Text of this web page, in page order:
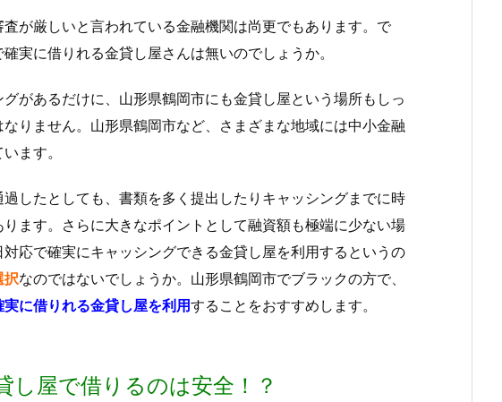
が厳しいと言われている金融機関は尚更でもあります。で
実に借りれる金貸し屋さんは無いのでしょうか。
があるだけに、山形県鶴岡市にも金貸し屋という場所もしっ
りません。山形県鶴岡市など、さまざまな地域には中小金融
ます。
したとしても、書類を多く提出したりキャッシングまでに時
ます。さらに大きなポイントとして融資額も極端に少ない場
応で確実にキャッシングできる金貸し屋を利用するというの
択なのではないでしょうか。山形県鶴岡市でブラックの方で、
実に借りれる金貸し屋を利用することをおすすめします。
し屋で借りるのは安全！？